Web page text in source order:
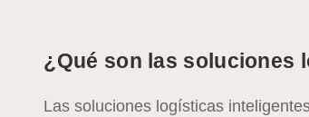
¿Qué son las soluciones
Las soluciones logísticas